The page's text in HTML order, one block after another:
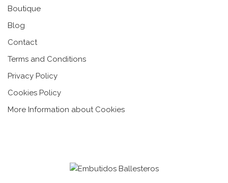
Boutique
Blog
Contact
Terms and Conditions
Privacy Policy
Cookies Policy
More Information about Cookies